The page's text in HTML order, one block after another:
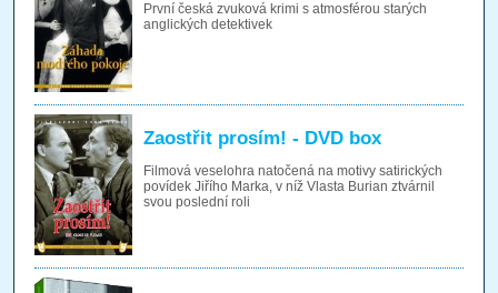
První česká zvuková krimi s atmosférou starých
anglických detektivek
Zaostřit prosím! - DVD box
Filmová veselohra natočená na motivy satirických
povídek Jiřího Marka, v níž Vlasta Burian ztvárnil
svou poslední roli